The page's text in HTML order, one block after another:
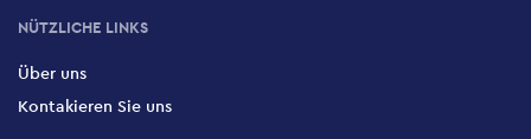
NÜTZLICHE LINKS
Über uns
Kontakieren Sie uns